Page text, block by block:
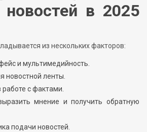
новостей в 2025
из нескольких факторов:
и мультимедийность.
новостной ленты.
с фактами.
мнение и получить обратную
подачи новостей.